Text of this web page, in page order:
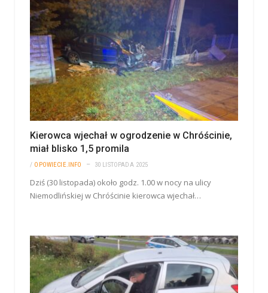
Kierowca wjechał w ogrodzenie w Chróścinie,
miał blisko 1,5 promila
/ OPOWIECIE.INFO 30 LISTOPADA 2025
Dziś (30 listopada) około godz. 1.00 w nocy na ulicy
Niemodlińskiej w Chróścinie kierowca wjechał…